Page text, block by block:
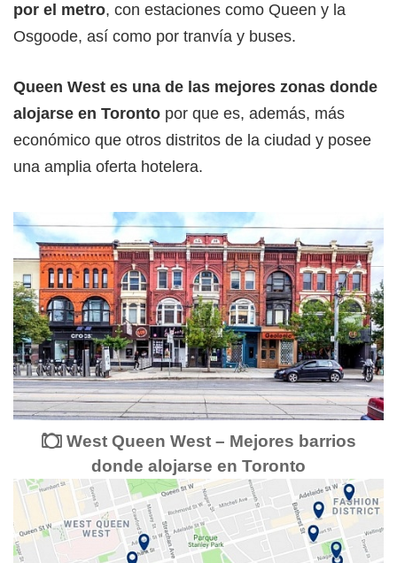
por el metro, con estaciones como Queen y la
Osgoode, así como por tranvía y buses.
Queen West es una de las mejores zonas donde
alojarse en Toronto por que es, además, más
económico que otros distritos de la ciudad y posee
una amplia oferta hotelera.
West Queen West – Mejores barrios
donde alojarse en Toronto